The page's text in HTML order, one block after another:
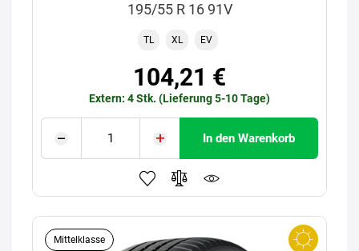
195/55 R 16 91V
TL XL EV
104,21 €
Extern: 4 Stk. (Lieferung 5-10 Tage)
In den Warenkorb
Mittelklasse